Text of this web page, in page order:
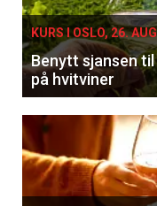
KURS I OSLO, 26.
Benytt sjansen
på hvitviner